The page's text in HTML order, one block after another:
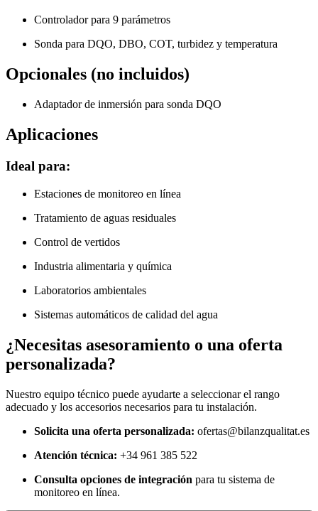
Controlador para 9 parámetros
Sonda para DQO, DBO, COT, turbidez y temperatura
Opcionales (no incluidos)
Adaptador de inmersión para sonda DQO
Aplicaciones
Ideal para:
Estaciones de monitoreo en línea
Tratamiento de aguas residuales
Control de vertidos
Industria alimentaria y química
Laboratorios ambientales
Sistemas automáticos de calidad del agua
¿Necesitas asesoramiento o una oferta
personalizada?
Nuestro equipo técnico puede ayudarte a seleccionar el rango
adecuado y los accesorios necesarios para tu instalación.
Solicita una oferta personalizada: ofertas@bilanzqualitat.es
Atención técnica: +34 961 385 522
Consulta opciones de integración para tu sistema de
monitoreo en línea.